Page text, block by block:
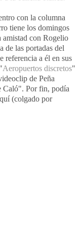
con la columna
tiene los domingos
amistad con Rogelio
de las portadas del
referencia a él en sus
Aeropuertos discretos"
de Peña
Caló". Por fin, podía
(colgado por